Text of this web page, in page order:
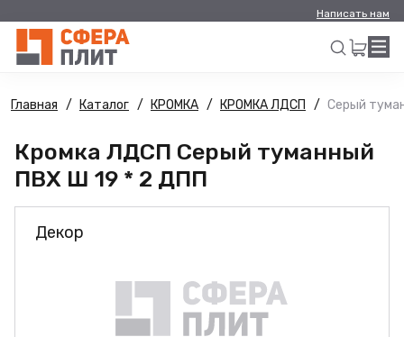
Написать нам
Искать
Главная Каталог КРОМКА КРОМКА ЛДСП Серый
Кромка ЛДСП Серый туманный
ПВХ Ш 19 * 2 ДПП
Декор